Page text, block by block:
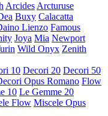
Arcides Arcturuse
Buxy Calacatta
Lienzo Famous
Joya Mia Newport
Wild Onyx Zenith
10 Decori 20 Decori 50
Opus Romano Flow
10 Le Gemme 20
Flow Miscele Opus